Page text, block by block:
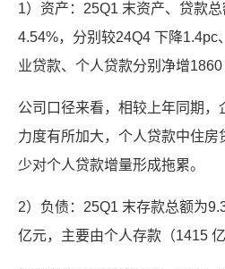
1）资产：25Q1 末资产、贷款
4.54%，分别较24Q4 下降
业贷款、个人贷款分别净增1860
公司口径来看，相较上年同期
力度有所加大，个人贷款中住
少对个人贷款增量形成拖累。
2）负债：25Q1 末存款总额为
亿元，主要由个人存款（1415 亿